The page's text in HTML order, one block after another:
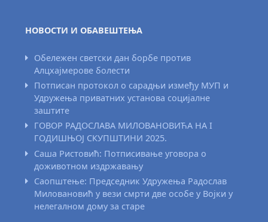
НОВОСТИ И ОБАВЕШТЕЊА
Обележен светски дан борбе против
Алцхајмерове болести
Потписан протокол о сарадњи између МУП и
Удружења приватних установа социјалне
заштите
ГОВОР РАДОСЛАВА МИЛОВАНОВИЋА НА I
ГОДИШЊОЈ СКУПШТИНИ 2025.
Саша Ристовић: Потписивање уговора о
доживотном издржавању
Саопштење: Председник Удружења Радослав
Миловановић у вези смрти две особе у Војки у
нелегалном дому за старе